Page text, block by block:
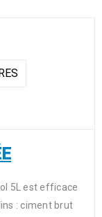
5L est efficace
: ciment brut